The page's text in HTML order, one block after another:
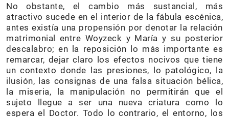
No obstante, el cambio más sustancial, más
atractivo sucede en el interior de la fábula escénica,
antes existía una propensión por denotar la relación
matrimonial entre Woyzeck y María y su posterior
descalabro; en la reposición lo más importante es
remarcar, dejar claro los efectos nocivos que tiene
un contexto donde las presiones, lo patológico, la
ilusión, las consignas de una falsa situación bélica,
la miseria, la manipulación no permitirán que el
sujeto llegue a ser una nueva criatura como lo
espera el Doctor. Todo lo contrario, el entorno, los